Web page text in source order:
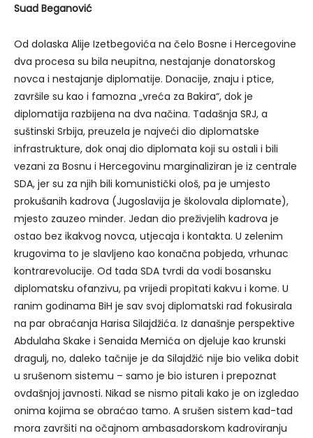
Suad Beganović
Od dolaska Alije Izetbegovića na čelo Bosne i Hercegovine
dva procesa su bila neupitna, nestajanje donatorskog
novca i nestajanje diplomatije. Donacije, znaju i ptice,
završile su kao i famozna „vreća za Bakira“, dok je
diplomatija razbijena na dva načina. Tadašnja SRJ, a
suštinski Srbija, preuzela je najveći dio diplomatske
infrastrukture, dok onaj dio diplomata koji su ostali i bili
vezani za Bosnu i Hercegovinu marginaliziran je iz centrale
SDA, jer su za njih bili komunistički ološ, pa je umjesto
prokušanih kadrova (Jugoslavija je školovala diplomate),
mjesto zauzeo minder. Jedan dio preživjelih kadrova je
ostao bez ikakvog novca, utjecaja i kontakta. U zelenim
krugovima to je slavljeno kao konačna pobjeda, vrhunac
kontrarevolucije. Od tada SDA tvrdi da vodi bosansku
diplomatsku ofanzivu, pa vrijedi propitati kakvu i kome. U
ranim godinama BiH je sav svoj diplomatski rad fokusirala
na par obraćanja Harisa Silajdžića. Iz današnje perspektive
Abdulaha Skake i Senaida Memića on djeluje kao krunski
dragulj, no, daleko tačnije je da Silajdžić nije bio velika dobit
u srušenom sistemu – samo je bio isturen i prepoznat
ovdašnjoj javnosti. Nikad se nismo pitali kako je on izgledao
onima kojima se obraćao tamo. A srušen sistem kad-tad
mora završiti na očajnom ambasadorskom kadroviranju